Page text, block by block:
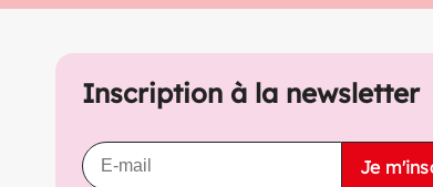
Inscription à la newsletter
Je